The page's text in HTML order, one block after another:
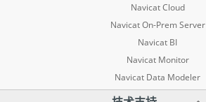
Navicat Cloud
Navicat On-Prem Server
Navicat BI
Navicat Monitor
Navicat Data Modeler